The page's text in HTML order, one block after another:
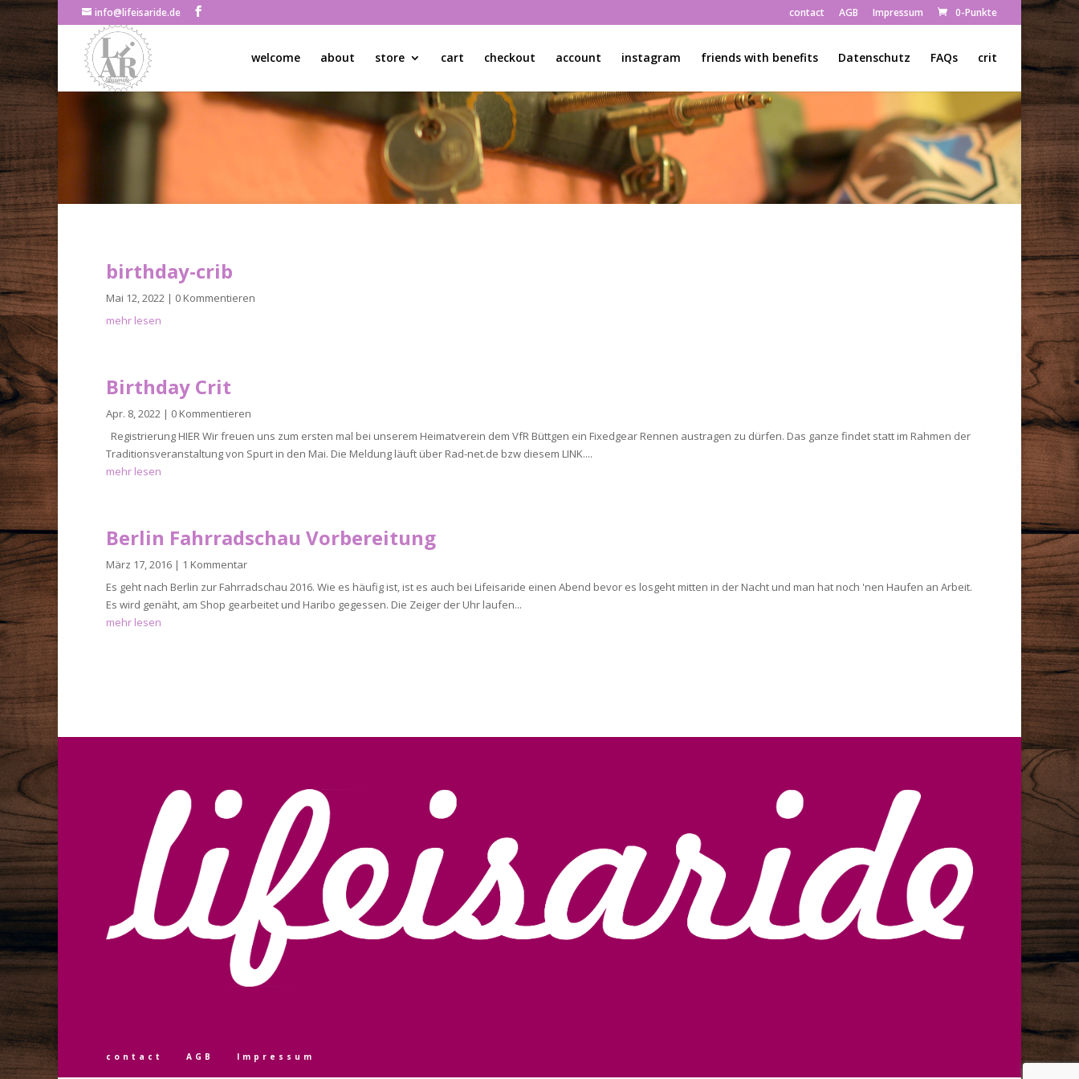
info@lifeisaride.de contact AGB Impressum 0-Punkte
welcome about store cart checkout account instagram friends with benefits Datenschutz FAQs crit
birthday-crib
Mai 12, 2022 | 0 Kommentieren
mehr lesen
Birthday Crit
Apr. 8, 2022 | 0 Kommentieren
Registrierung HIER Wir freuen uns zum ersten mal bei unserem Heimatverein dem VfR Büttgen ein Fixedgear Rennen austragen zu dürfen. Das ganze findet statt im Rahmen der
Traditionsveranstaltung von Spurt in den Mai. Die Meldung läuft über Rad-net.de bzw diesem LINK....
mehr lesen
Berlin Fahrradschau Vorbereitung
März 17, 2016 | 1 Kommentar
Es geht nach Berlin zur Fahrradschau 2016. Wie es häufig ist, ist es auch bei Lifeisaride einen Abend bevor es losgeht mitten in der Nacht und man hat noch 'nen Haufen an Arbeit.
Es wird genäht, am Shop gearbeitet und Haribo gegessen. Die Zeiger der Uhr laufen...
mehr lesen
contact AGB Impressum